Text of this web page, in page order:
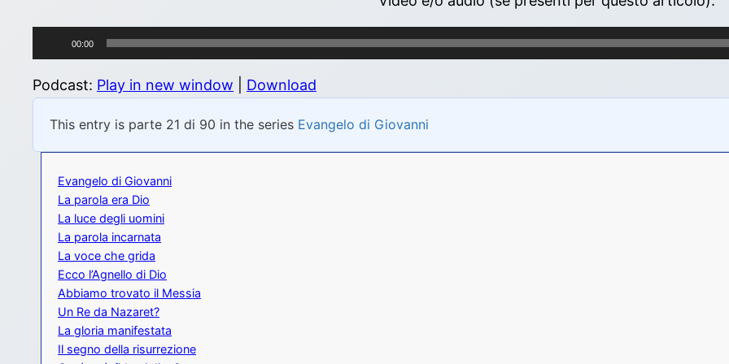
Player
00:00
Podcast: Play in new window Download
This entry is parte 21 di 90 in the series Evangelo di Giovanni
Evangelo di Giovanni
La parola era Dio
La luce degli uomini
La parola incarnata
La voce che grida
Ecco l’Agnello di Dio
Abbiamo trovato il Messia
Un Re da Nazaret?
La gloria manifestata
Il segno della risurrezione